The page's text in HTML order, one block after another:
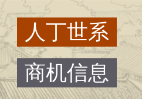
人丁世系
商机信息